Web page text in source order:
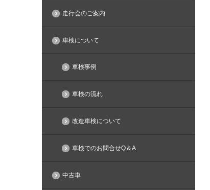
走行会のご案内
車検について
車検事例
車検の流れ
改造車検について
車検でのお問合せQ＆A
中古車